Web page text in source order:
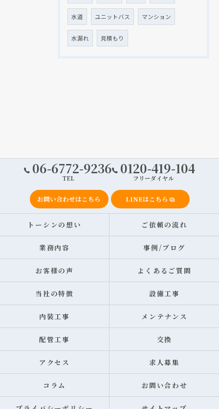
水道 ユニットバス マンション
水漏れ 見積もり
06-6772-9236
TEL
0120-419-104
フリーダイヤル
お問い合わせはこちら LINEはこちら
トーシンの想い ご依頼の流れ
業務内容 事例/ブログ
お客様の声 よくあるご質問
当社の特徴 設備工事
内装工事 メンテナンス
配管工事 交換
アクセス 求人募集
コラム お問い合わせ